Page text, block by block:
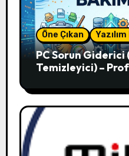
Öne Çıkan
PC Sorun Giderici
Temizleyici) –